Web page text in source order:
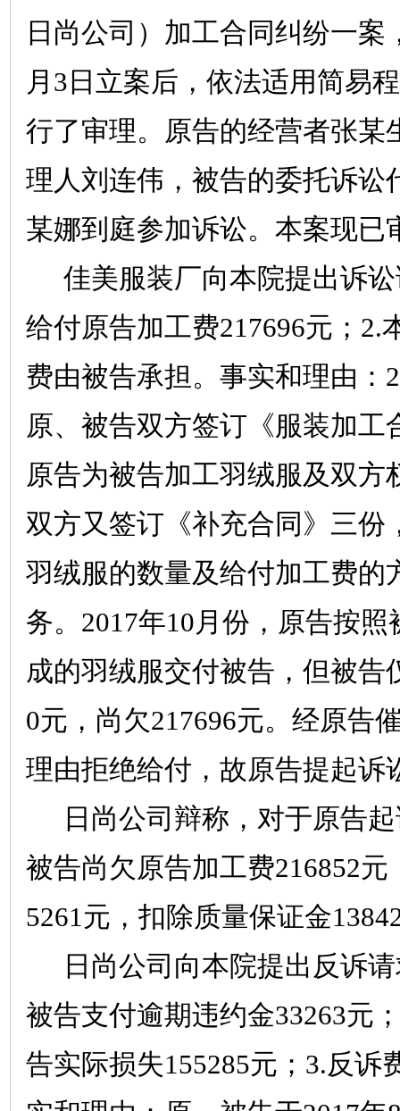
日尚公司）加工合同纠纷一案
月 3 日立案后，依法适用简易
行了审理。原告的经营者张某
理人刘连伟，被告的委托诉讼
某娜到庭参加诉讼。本案现已
佳美服装厂向本院提出诉
给付原告加工费217696元； 2.
费由被告承担。事实和理由：
原、被告双方签订《服装加工
原告为被告加工羽绒服及双方
双方又签订《补充合同》三份
羽绒服的数量及给付加工费的
务。 2017年10月份，原告按
成的羽绒服交付被告，但被告
0元，尚欠217696元。经原告
理由拒绝给付，故原告提起诉
日尚公司辩称，对于原告
被告尚欠原告加工费216852元
5261元，扣除质量保证金
日尚公司向本院提出反诉
被告支付逾期违约金33263元
告实际损失155285元； 3.反诉